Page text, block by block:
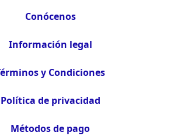
Conócenos
Información legal
y Condiciones
Política de privacidad
Métodos de pago